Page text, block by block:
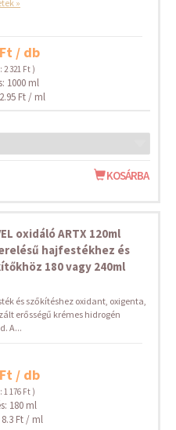
»
/ db
2 321 Ft )
1000 ml
Ft / ml
KOSÁRBA
oxidáló ARTX 120ml
hajfestékhez és
180 vagy 240ml
és szőkítéshez oxidant, oxigenta,
erősségű krémes hidrogén
A...
/ db
1 176 Ft )
180 ml
Ft / ml